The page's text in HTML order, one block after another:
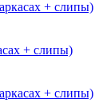
+ слипы)